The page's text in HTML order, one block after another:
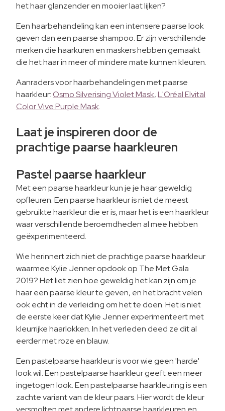
het haar glanzender en mooier laat lijken?
Een haarbehandeling kan een intensere paarse look
geven dan een paarse shampoo. Er zijn verschillende
merken die haarkuren en maskers hebben gemaakt
die het haar in meer of mindere mate kunnen kleuren.
Aanraders voor haarbehandelingen met paarse
haarkleur:Osmo Silverising Violet Mask,L'Oréal Elvital
Color Vive Purple Mask.
Laat je inspireren door de
prachtige paarse haarkleuren
Pastel paarse haarkleur
Met een paarse haarkleur kun je je haar geweldig
opfleuren. Een paarse haarkleur is niet de meest
gebruikte haarkleur die er is, maar het is een haarkleur
waar verschillende beroemdheden al mee hebben
geëxperimenteerd.
Wie herinnert zich niet de prachtige paarse haarkleur
waarmee Kylie Jenner opdook op The Met Gala
2019? Het liet zien hoe geweldig het kan zijn om je
haar een paarse kleur te geven, en het bracht velen
ook echt in de verleiding om het te doen. Het is niet
de eerste keer dat Kylie Jenner experimenteert met
kleurrijke haarlokken. In het verleden deed ze dit al
eerder met roze en blauw.
Een pastelpaarse haarkleur is voor wie geen 'harde'
look wil. Een pastelpaarse haarkleur geeft een meer
ingetogen look. Een pastelpaarse haarkleuring is een
zachte variant van de kleur paars. Hier wordt de kleur